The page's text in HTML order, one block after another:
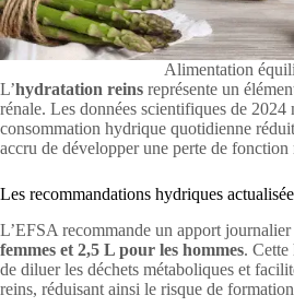
Alimentation
L’hydratation reins représente un
rénale. Les données scientifiques de 2024
consommation hydrique quotidienne
accru de développer une perte de fonction
Les recommandations hydriques
L’EFSA recommande un apport
femmes et 2,5 L pour les hommes. Cette
de diluer les déchets métaboliques et
reins, réduisant ainsi le risque de